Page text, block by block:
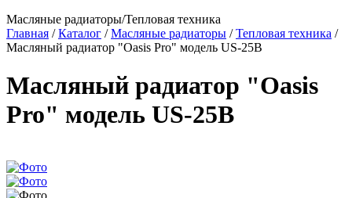
Масляные радиаторы/Тепловая техника
Главная /Каталог /Масляные радиаторы /Тепловая техника /
Масляный радиатор "Oasis Pro" модель US-25B
Масляный радиатор "Oasis
Pro" модель US-25B